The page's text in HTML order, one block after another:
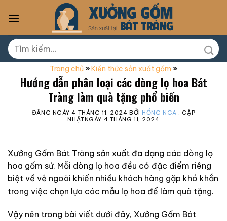
Tìm
kiếm:
Trang chủ»Kiến thức sản xuất gốm »
Hướng dẫn phân loại các dòng lọ hoa Bát
Tràng làm quà tặng phổ biến
ĐĂNG NGÀY4 THÁNG 11, 2024BỞI HỒNG NGA , CẬP
NHẬTNGÀY 4 THÁNG 11, 2024
Xưởng Gốm Bát Tràng sản xuất đa dạng các dòng lọ
hoa gốm sứ. Mỗi dòng lọ hoa đều có đặc điểm riêng
biệt về vẻ ngoài khiến nhiều khách hàng gặp khó khắn
trong việc chọn lựa các mẫu lọ hoa để làm quà tặng.
Vậy nên trong bài viết dưới đây, Xưởng Gốm Bát